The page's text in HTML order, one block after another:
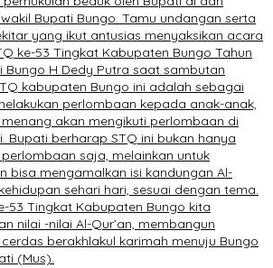
Bupati Bungo. Tamu undangan serta
yang ikut antusias menyaksikan acara
ke-53 Tingkat Kabupaten Bungo Tahun
Bungo H Dedy Putra saat sambutan
kabupaten Bungo ini adalah sebagai
perlombaan kepada anak-anak,
akan mengikuti perlombaan di
Bupati berharap STQ ini bukan hanya
saja, melainkan untuk
bisa mengamalkan isi kandungan Al-
sehari hari, sesuai dengan tema.
53 Tingkat Kabupaten Bungo kita
nilai -nilai Al-Qur’an, membangun
berakhlakul karimah menuju Bungo
(Mus).